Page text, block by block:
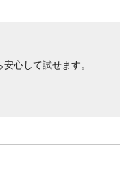
心して試せます。